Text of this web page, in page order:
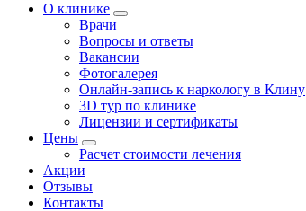
О клинике
Врачи
Вопросы и ответы
Вакансии
Фотогалерея
Онлайн-запись к наркологу в Клину
3D тур по клинике
Лицензии и сертификаты
Цены
Расчет стоимости лечения
Акции
Отзывы
Контакты